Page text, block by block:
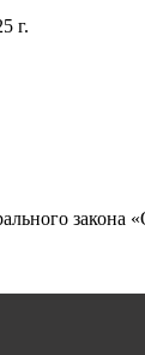
г.
закона